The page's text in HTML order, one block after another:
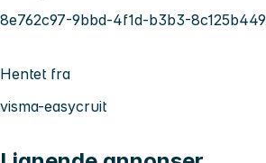
8e762c97-9bbd-4f1d-b3b3-
Hentet fra
visma-easycruit